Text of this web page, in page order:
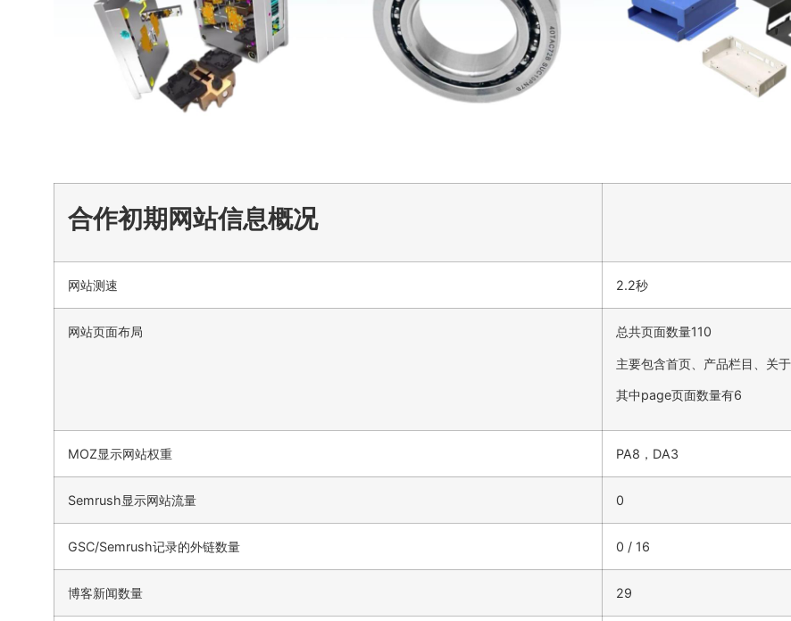
合作初期网站信息概况
网站测速 2.2秒
网站页面布局 总共页面数量110
主要包含首页、产品栏目、关
其中page页面数量有6
MOZ显示网站权重 PA8，DA3
Semrush显示网站流量 0
GSC/Semrush记录的外链数量 0 / 16
博客新闻数量 29